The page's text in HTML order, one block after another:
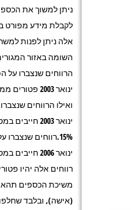
ניתן למשוך את
לקבלת מידע מפורט
אלה ניתן לפנות
השומה באזור
הרווחים שנצברו על
ינואר 2003
ואילו הרווחים
ינואר 2003
15%.רווחים
רווחים אלה יהיו